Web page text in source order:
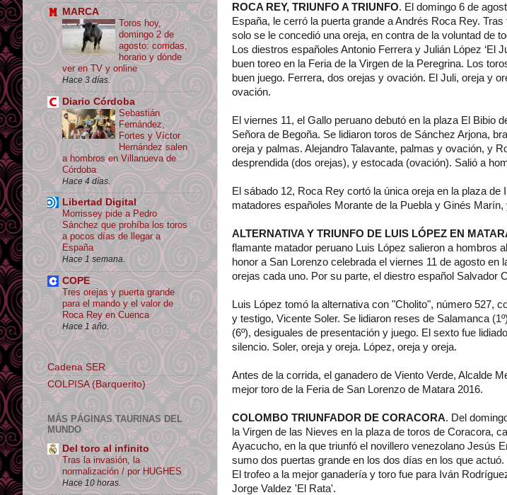
ROCA REY, TRIUNFO A TRIUNFO. El domingo 6 de
España, le cerró la puerta grande a Andrés Roca Rey.
solo se le concedió una oreja, en contra de la voluntad de
Los diestros españoles Antonio Ferrera y Julián López ‘El
buen toreo en la Feria de la Virgen de la Peregrina. Los
buen juego. Ferrera, dos orejas y ovación. El Juli, oreja y
ovación.
El viernes 11, el Gallo peruano debutó en la plaza El Bibio
Señora de Begoña. Se lidiaron toros de Sánchez Arjona,
oreja y palmas. Alejandro Talavante, palmas y ovación, y
desprendida (dos orejas), y estocada (ovación). Salió a
El sábado 12, Roca Rey cortó la única oreja en la plaza de
matadores españoles Morante de la Puebla y Ginés
ALTERNATIVA Y TRIUNFO DE LUIS LÓPEZ EN
flamante matador peruano Luis López salieron a hombros
honor a San Lorenzo celebrada el viernes 11 de agosto
orejas cada uno. Por su parte, el diestro español Salvador
Luis López tomó la alternativa con "Cholito", número 527,
y testigo, Vicente Soler. Se lidiaron reses de Salamanca
(6º), desiguales de presentación y juego. El sexto fue
silencio. Soler, oreja y oreja. López, oreja y oreja.
Antes de la corrida, el ganadero de Viento Verde, Alcalde
mejor toro de la Feria de San Lorenzo de Matara 2016.
COLOMBO TRIUNFADOR DE CORACORA. Del
la Virgen de las Nieves en la plaza de toros de Coracora,
Ayacucho, en la que triunfó el novillero venezolano Jesús
sumo dos puertas grande en los dos días en los que actuó.
El trofeo a la mejor ganadería y toro fue para Iván
Jorge Valdez 'El Rata'.
MARCA
Toros hoy,
domingo 2 de
agosto: corridas,
horario y dónde
ver en TV y online
Hace 3 días.
Diario Córdoba
Sebastián
Fernández,
Fortes y Víctor
Hernández salen
a hombros en Villanueva de
Córdoba
Hace 4 días.
Libertad Digital
Morrissey pide a Pedro
Sánchez que prohíba los toros
a pocos días de llegar a
España
Hace 1 semana.
COPE
Tres orejas y puerta grande
para el mando y el valor de
Roca Rey en Cuenca
Hace 1 año.
Cadena SER
COLPISA (Barquerito)
MÁS PÁGINAS TAURINAS DEL
MUNDO
Del toro al infinito
Tras la invasión, la
normalización / por HUGHES
Hace 10 horas.